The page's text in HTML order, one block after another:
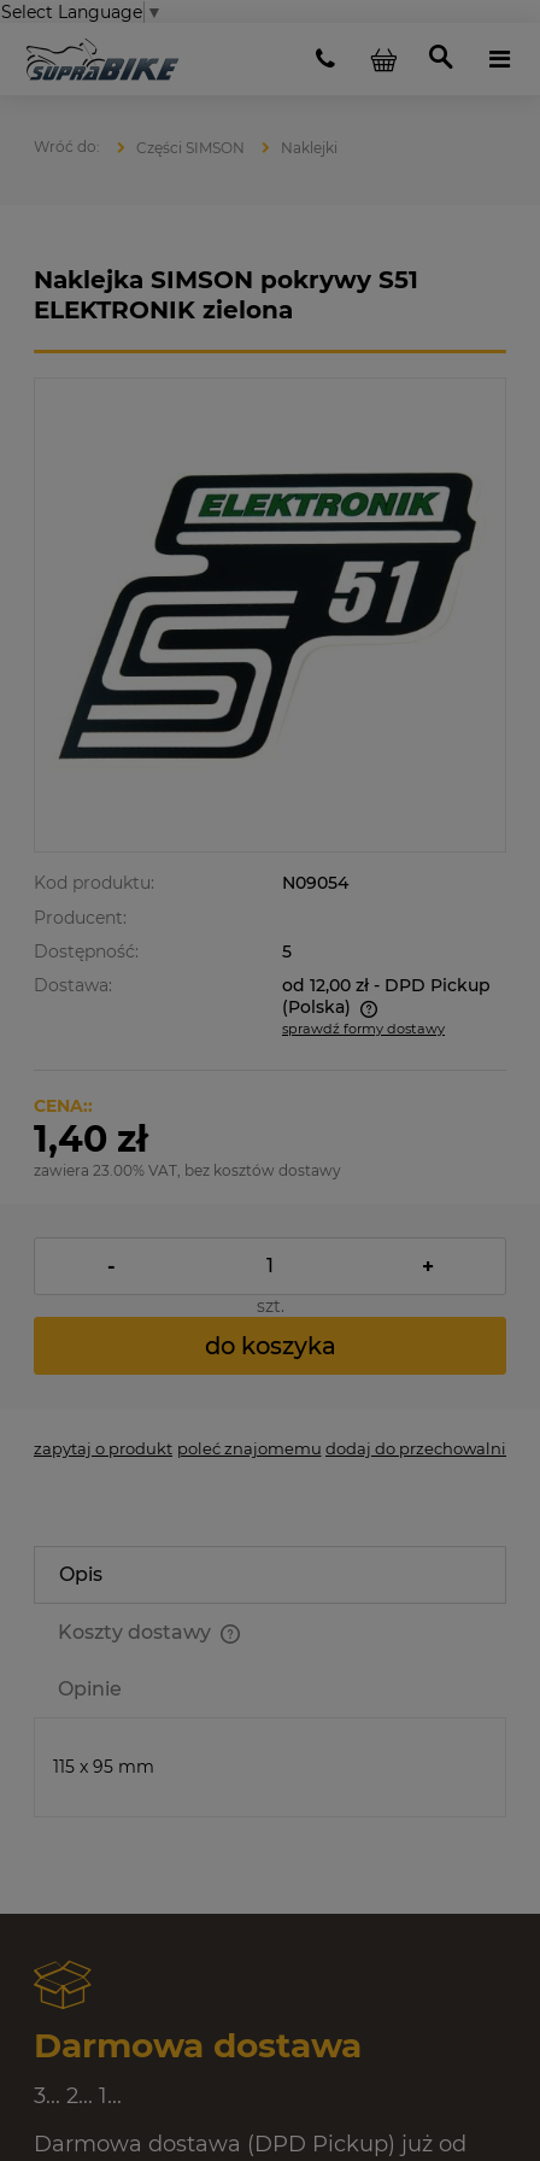
Select Language ▼
Części SIMSON Naklejki
Naklejka SIMSON pokrywy S51
ELEKTRONIK zielona
Kod produktu:
N09054
Producent:
Dostępność:
5
Dostawa:
od 12,00 zł - DPD Pickup
(Polska)
Cena nie zawiera ewentualnych kosztów płatności
sprawdź formy dostawy
CENA::
1,40 zł
zawiera 23.00% VAT, bez kosztów dostawy
- +
szt.
do koszyka
zapytaj o produkt poleć znajomemu dodaj do przechowalni
Opis
Koszty dostawy
Opinie
115 x 95 mm
Darmowa dostawa
3... 2... 1...
Darmowa dostawa (DPD Pickup) już od